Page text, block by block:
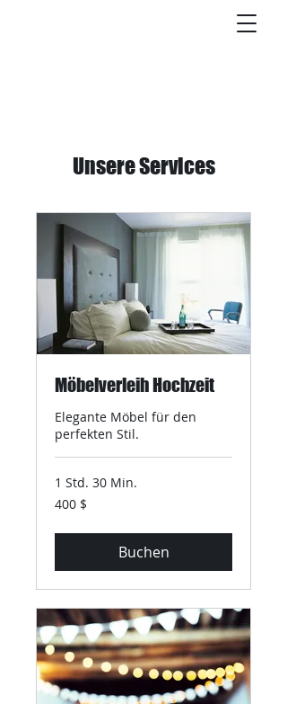
Unsere Services
Möbelverleih Hochzeit
Elegante Möbel für den
perfekten Stil.
1 Std. 30 Min.
400
US-
400 $
Buchen